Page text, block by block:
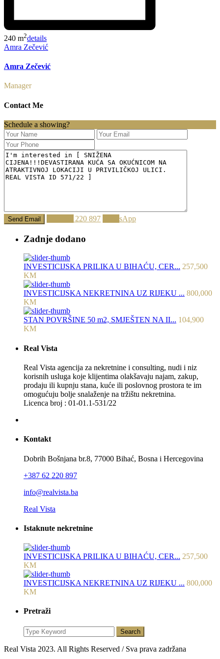
240 m2details
Amra Zečević
Amra Zečević
Manager
Contact Me
Schedule a showing?
062 220 897 WhatsApp
Zadnje dodano
INVESTICIJSKA PRILIKA U BIHAĆU, CER... 257,500
KM
INVESTICIJSKA NEKRETNINA UZ RIJEKU ... 800,000
KM
STAN POVRŠINE 50 m2, SMJEŠTEN NA II... 104,900
KM
Real Vista
Real Vista agencija za nekretnine i consulting, nudi i niz
korisnih usluga koje klijentima olakšavaju najam, zakup,
prodaju ili kupnju stana, kuće ili poslovnog prostora te im
omogućuju bolje snalaženje na tržištu nekretnina.
Licenca broj : 01-01.1-531/22
Kontakt
Dobrih Bošnjana br.8, 77000 Bihać, Bosna i Hercegovina
+387 62 220 897
info@realvista.ba
Real Vista
Istaknute nekretnine
INVESTICIJSKA PRILIKA U BIHAĆU, CER... 257,500
KM
INVESTICIJSKA NEKRETNINA UZ RIJEKU ... 800,000
KM
Pretraži
Search
Real Vista 2023. All Rights Reserved / Sva prava zadržana